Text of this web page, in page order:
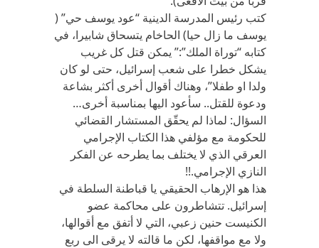
كتب رئيس المدرسة الدينية “عود يوسف حي” (
يوسف ما زال حيا) الحاخام يتسحاق شابيرا، في
كتابه “توراة الملك”:” يمكن قتل كل غريب
يشكل خطرا على شعب إسرائيل، حتى لو كان
ولدا او طفلا”، وهناك أقوال أخرى أكثر بشاعة
ودعوة للقتل.. سأعود اليها بمناسبة أخرى…
السؤال: لماذا لم يحقّق المستشار القضائي
للحكومة مع مؤلفي هذا الكتاب الإجرامي
العرقي الذي لا يختلف بما يطرحه عن الفكر
النازي الإجرامي.!!
هذا هو الإرهاب الحقيقي يا قباطنة السلطة في
إسرائيل. تتشاطرون على محاكمة عضو
الكنيست حنين زعبي، التي لا أتفق مع أقوالها،
ولا مع مواقفها، لكن ما قالته لا يرقى الى ربع